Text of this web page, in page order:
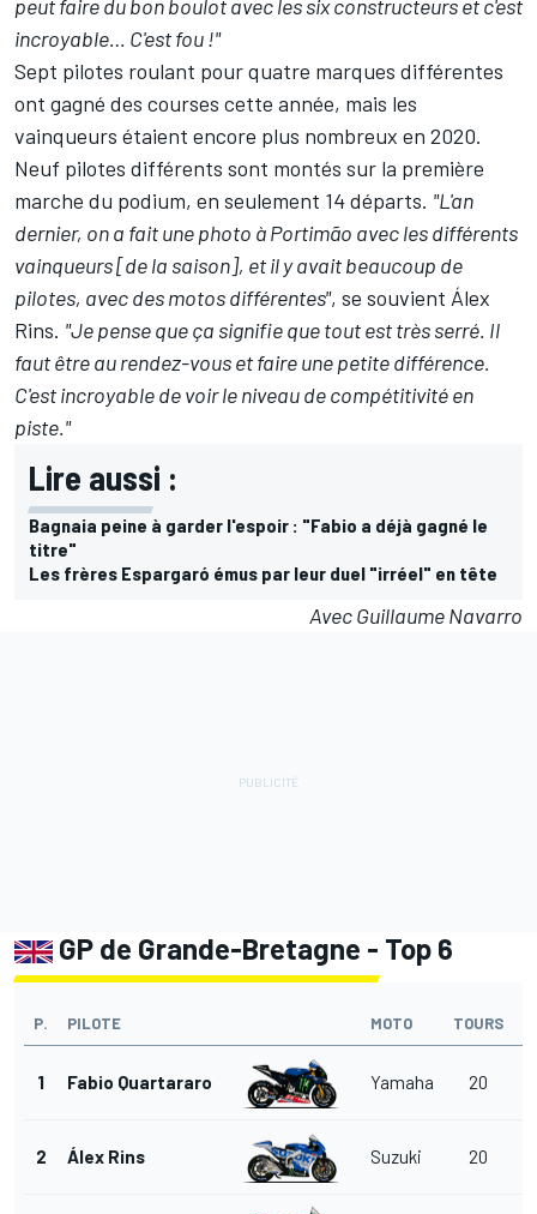
peut faire du bon boulot avec les six constructeurs et c'est
incroyable… C'est fou !"
Sept pilotes roulant pour quatre marques différentes
ont gagné des courses cette année, mais les
vainqueurs étaient encore plus nombreux en 2020.
Neuf pilotes différents sont montés sur la première
marche du podium, en seulement 14 départs. "L'an
dernier, on a fait une photo à Portimão avec les différents
vainqueurs [de la saison], et il y avait beaucoup de
pilotes, avec des motos différentes", se souvient Álex
Rins. "Je pense que ça signifie que tout est très serré. Il
faut être au rendez-vous et faire une petite différence.
C'est incroyable de voir le niveau de compétitivité en
piste."
Lire aussi :
Bagnaia peine à garder l'espoir : "Fabio a déjà gagné le
titre"
Les frères Espargaró émus par leur duel "irréel" en tête
Avec Guillaume Navarro
GP de Grande-Bretagne - Top 6
P. PILOTE MOTO TOURS
1 Fabio Quartararo Yamaha 20
2 Álex Rins Suzuki 20